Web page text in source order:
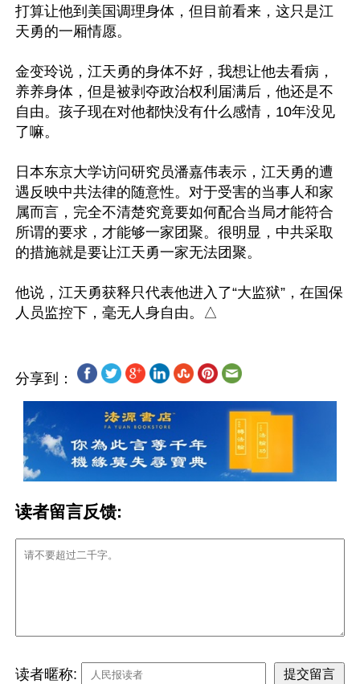
打算让他到美国调理身体，但目前看来，这只是江
天勇的一厢情愿。
金变玲说，江天勇的身体不好，我想让他去看病，
养养身体，但是被剥夺政治权利届满后，他还是不
自由。孩子现在对他都快没有什么感情，10年没见
了嘛。
日本东京大学访问研究员潘嘉伟表示，江天勇的遭
遇反映中共法律的随意性。对于受害的当事人和家
属而言，完全不清楚究竟要如何配合当局才能符合
所谓的要求，才能够一家团聚。很明显，中共采取
的措施就是要让江天勇一家无法团聚。
他说，江天勇获释只代表他进入了“大监狱”，在国保
分享到：
读者留言反馈:
读者暱称: